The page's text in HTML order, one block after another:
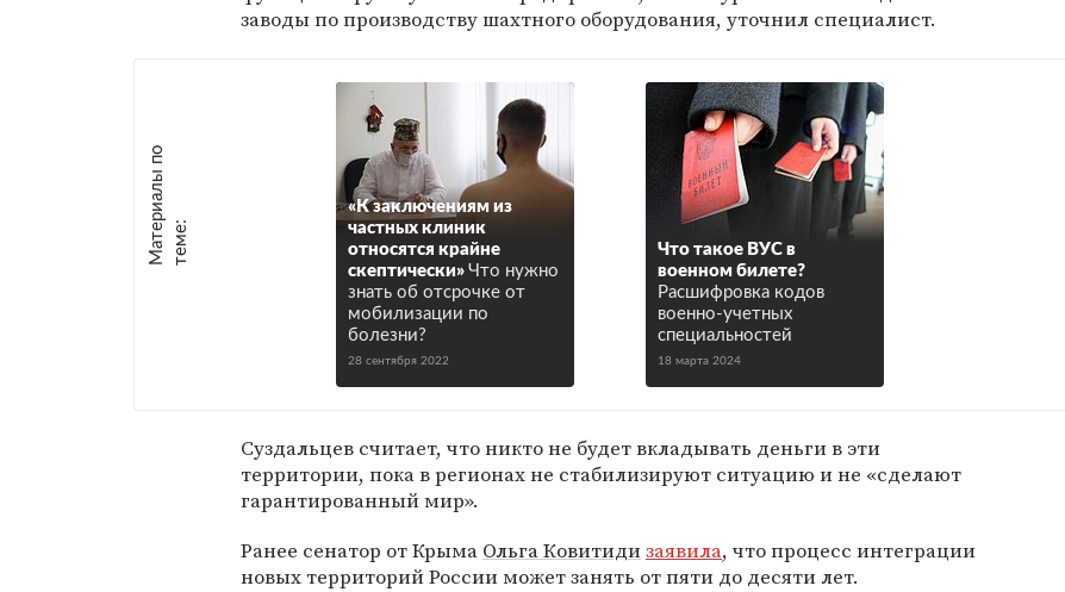
заводы по производству шахтного оборудования, уточнил специалист.
М
а
т е
р
и
а
л
ы
п
о
т
е
м
е :
«К заключениям из
частных клиник
относятся крайне
скептически» Что нужно
знать об отсрочке от
мобилизации по
болезни?
28 сентября 2022
Что такое ВУС в
военном билете?
Расшифровка кодов
военно-учетных
специальностей
18 марта 2024
Суздальцев считает, что никто не будет вкладывать деньги в эти
территории, пока в регионах не стабилизируют ситуацию и не «сделают
гарантированный мир».
Ранее сенатор от Крыма Ольга Ковитидизаявила, что процесс интеграции
новых территорий России может занять от пяти до десяти лет.